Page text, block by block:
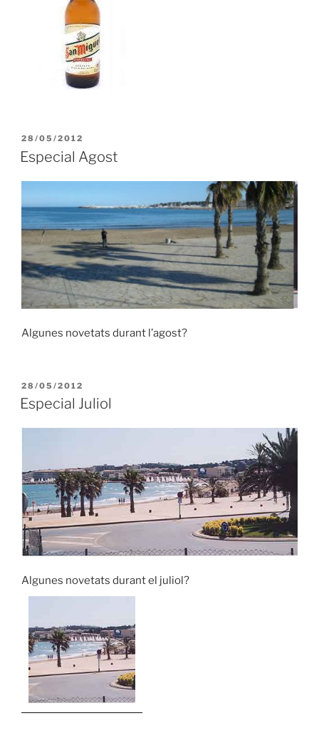
PUBLICADO
EL
28/05/2012
Especial Agost
Algunes novetats durant l’agost?
PUBLICADO
EL
28/05/2012
Especial Juliol
Algunes novetats durant el juliol?